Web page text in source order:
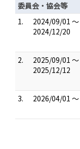
委員会・協会等
1.
2024/09/01 ～
2024/12/20
2.
2025/09/01 ～
2025/12/12
3.
2026/04/01 ～